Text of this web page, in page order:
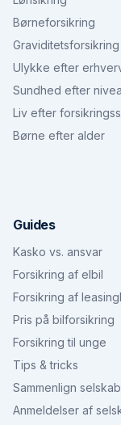
Børneforsikring
Graviditetsforsikring
Ulykke efter
Sundhed efter
Liv efter
Børne efter alder
Guides
Kasko vs. ansvar
Forsikring af elbil
Forsikring af
Pris på bilforsikring
Forsikring til unge
Tips & tricks
Sammenlign
Anmeldelser af